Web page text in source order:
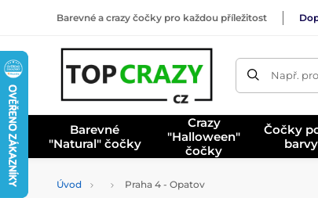
Barevné a crazy čočky pro každou příležitost
Např.
Barevné
"Natural" čočky
Crazy
"Halloween"
čočky
Čočky
barvy
Úvod Praha 4 - Opatov